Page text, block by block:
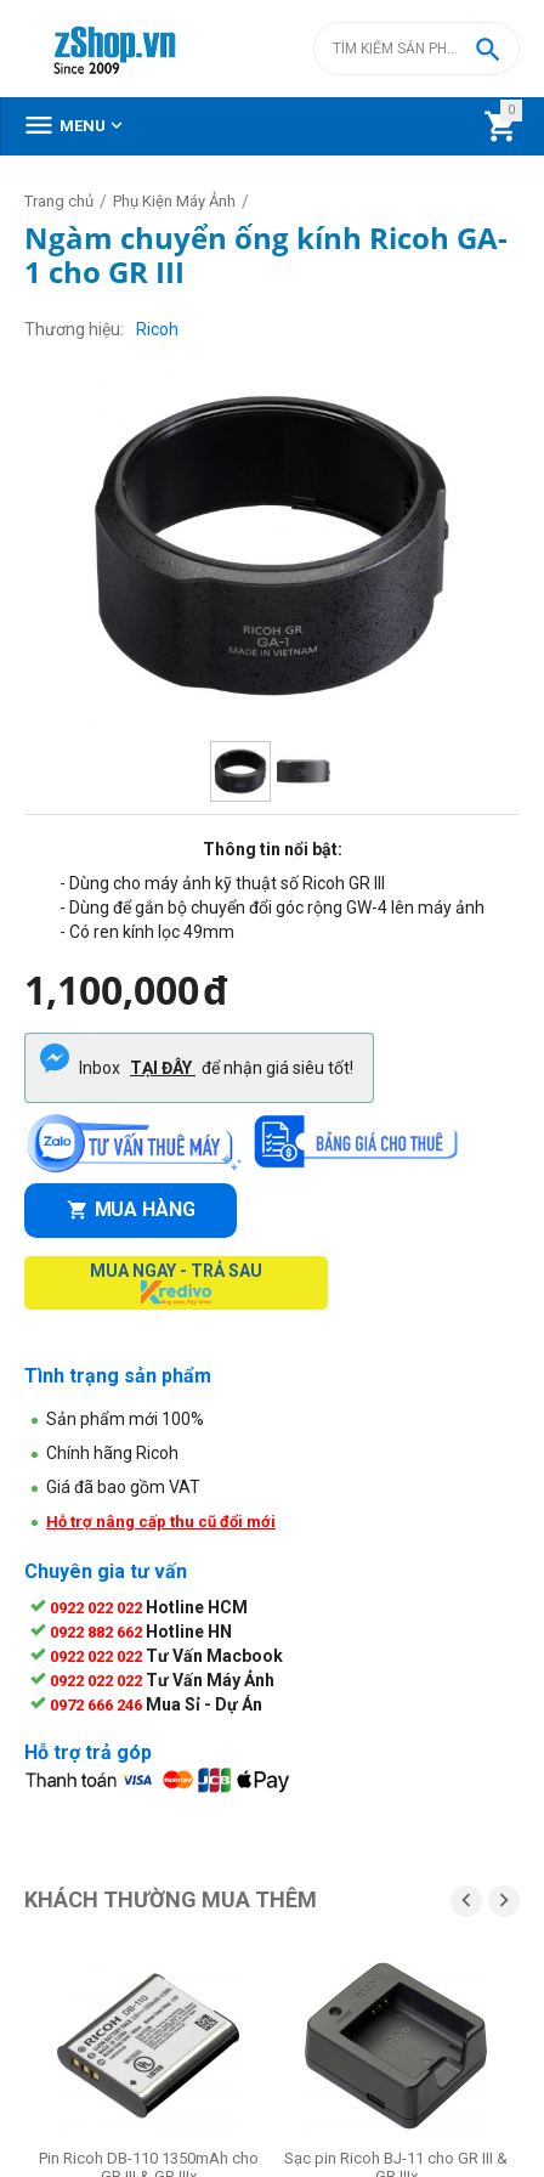
0


 MENU 
Trang chủ / Phụ Kiện Máy Ảnh /
Ngàm chuyển ống kính Ricoh GA-
1 cho GR III
Thương hiệu Ricoh
Thông tin nổi bật:
- Dùng cho máy ảnh kỹ thuật số Ricoh GR III
- Dùng để gắn bộ chuyển đổi góc rộng GW-4 lên máy ảnh
- Có ren kính lọc 49mm
1,100,000đ
Inbox TẠI ĐÂY để nhận giá siêu tốt!
MUA HÀNG
MUA NGAY - TRẢ SAU
Tình trạng sản phẩm
Sản phẩm mới 100%
Chính hãng Ricoh
Giá đã bao gồm VAT
Hỗ trợ nâng cấp thu cũ đổi mới
Chuyên gia tư vấn
0922 022 022 Hotline HCM
0922 882 662 Hotline HN
0922 022 022 Tư Vấn Macbook
0922 022 022 Tư Vấn Máy Ảnh
0972 666 246 Mua Sỉ - Dự Án
Hỗ trợ trả góp
KHÁCH THƯỜNG MUA THÊM  
Pin Ricoh DB-110 1350mAh cho
Sạc pin Ricoh BJ-11 cho GR III &